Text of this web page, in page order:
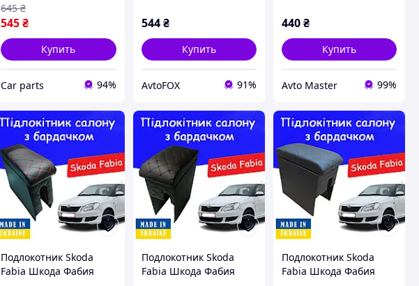
545₴
645 ₴
Купить
Сar parts 94%
544 ₴
Купить
AvtoFOX 91%
440₴
Купить
Avto Master 99%
Подлокотник Skoda
Fabia Шкода Фабия
Подлокотник Skoda
Fabia Шкода Фабия
Подлокотник Skoda
Fabia Шкода Фабия